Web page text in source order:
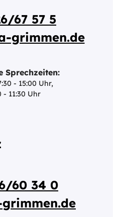
67 57 5
grimmen.de
Sprechzeiten:
- 15:00 Uhr,
- 11:30 Uhr
60 34 0